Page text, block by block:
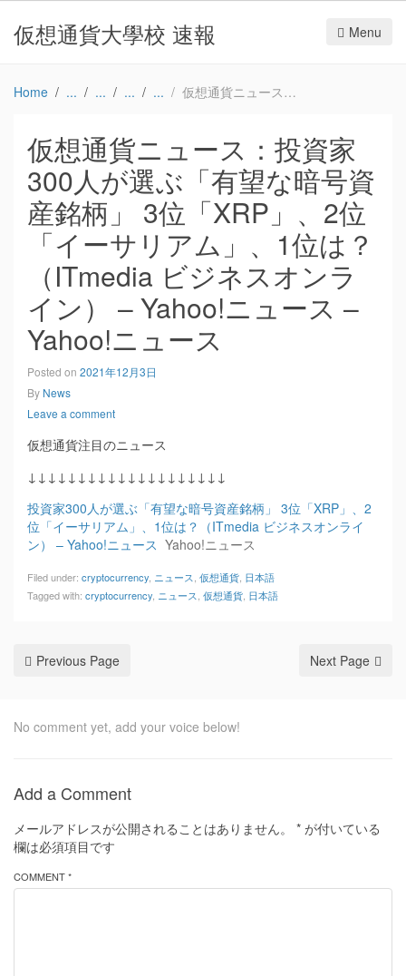
仮想通貨大學校 速報 Menu
Home 仮想通貨ニュース：投資家300人が選ぶ「有望な暗号資産銘柄」 3位「XRP」、2位「イーサリアム」、1位は？（ITmedia ビジネスオンライン） – Yahoo!ニュース – Yahoo!ニュース
仮想通貨ニュース：投資家
300人が選ぶ「有望な暗号資
産銘柄」 3位「XRP」、2位
「イーサリアム」、1位は？
（ITmedia ビジネスオンラ
イン） – Yahoo!ニュース –
Yahoo!ニュース
Posted on 2021年12月3日
By News
Leave a comment
仮想通貨注目のニュース
↓↓↓↓↓↓↓↓↓↓↓↓↓↓↓↓↓↓↓↓
投資家300人が選ぶ「有望な暗号資産銘柄」 3位「XRP」、2
位「イーサリアム」、1位は？（ITmedia ビジネスオンライ
ン） – Yahoo!ニュース Yahoo!ニュース
Filed under: cryptocurrency ニュース 仮想通貨 日本語
Tagged with: cryptocurrency ニュース 仮想通貨 日本語
Previous Page Next Page
No comment yet, add your voice below!
Add a Comment
メールアドレスが公開されることはありません。 * が付いている
欄は必須項目です
COMMENT *